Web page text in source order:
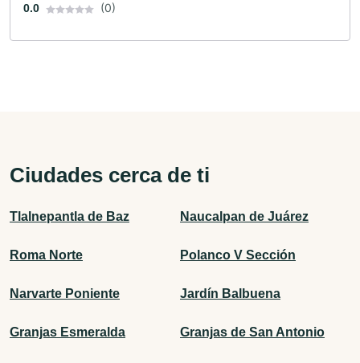
0.0 (0)
Ciudades cerca de ti
Tlalnepantla de Baz Naucalpan de Juárez
Roma Norte Polanco V Sección
Narvarte Poniente Jardín Balbuena
Granjas Esmeralda Granjas de San Antonio